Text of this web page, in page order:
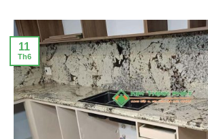
11
Th6